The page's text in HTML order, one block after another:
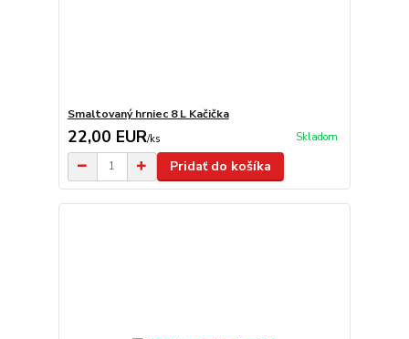
Smaltovaný hrniec 8 L Kačička
22,00 EUR/ks Skladom
Pridať do košíka